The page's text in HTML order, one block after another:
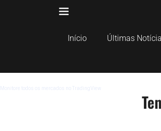
Início Últimas